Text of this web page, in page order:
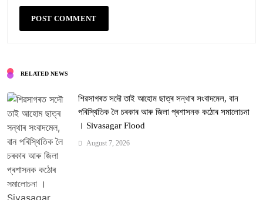
RELATED NEWS
শিৱসাগৰত সদৌ তাই আহোম ছাত্ৰ সন্থাৰ সংবাদমেল, বান
পৰিস্থিতিক লৈ চৰকাৰ আৰু জিলা প্ৰশাসনক কঠোৰ সমালোচনা
। Sivasagar Flood
August 7, 2026